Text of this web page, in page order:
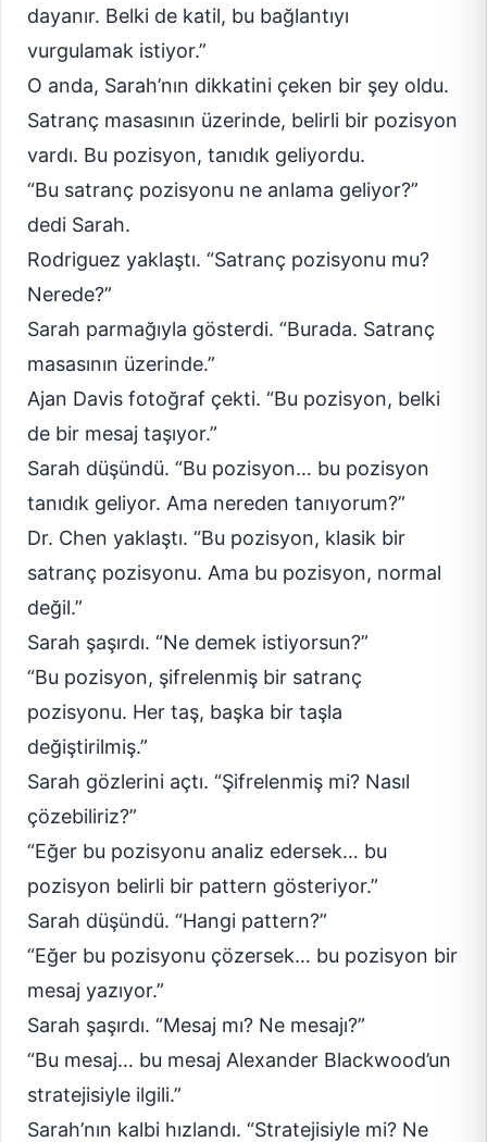
dayanır. Belki de katil, bu bağlantıyı
vurgulamak istiyor.”
O anda, Sarah’nın dikkatini çeken bir şey oldu.
Satranç masasının üzerinde, belirli bir pozisyon
vardı. Bu pozisyon, tanıdık geliyordu.
“Bu satranç pozisyonu ne anlama geliyor?”
dedi Sarah.
Rodriguez yaklaştı. “Satranç pozisyonu mu?
Nerede?”
Sarah parmağıyla gösterdi. “Burada. Satranç
masasının üzerinde.”
Ajan Davis fotoğraf çekti. “Bu pozisyon, belki
de bir mesaj taşıyor.”
Sarah düşündü. “Bu pozisyon… bu pozisyon
tanıdık geliyor. Ama nereden tanıyorum?”
Dr. Chen yaklaştı. “Bu pozisyon, klasik bir
satranç pozisyonu. Ama bu pozisyon, normal
değil.”
Sarah şaşırdı. “Ne demek istiyorsun?”
“Bu pozisyon, şifrelenmiş bir satranç
pozisyonu. Her taş, başka bir taşla
değiştirilmiş.”
Sarah gözlerini açtı. “Şifrelenmiş mi? Nasıl
çözebiliriz?”
“Eğer bu pozisyonu analiz edersek… bu
pozisyon belirli bir pattern gösteriyor.”
Sarah düşündü. “Hangi pattern?”
“Eğer bu pozisyonu çözersek… bu pozisyon bir
mesaj yazıyor.”
Sarah şaşırdı. “Mesaj mı? Ne mesajı?”
“Bu mesaj… bu mesaj Alexander Blackwood’un
stratejisiyle ilgili.”
Sarah’nın kalbi hızlandı. “Stratejisiyle mi? Ne